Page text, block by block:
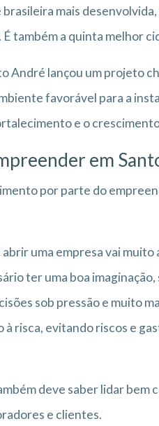
mais
também a quinta melhor
André lançou um projeto
favorável para a
e o
em
por parte do
uma empresa vai
ter uma boa
sob pressão e muito
risca, evitando riscos e
deve saber lidar bem
e clientes.